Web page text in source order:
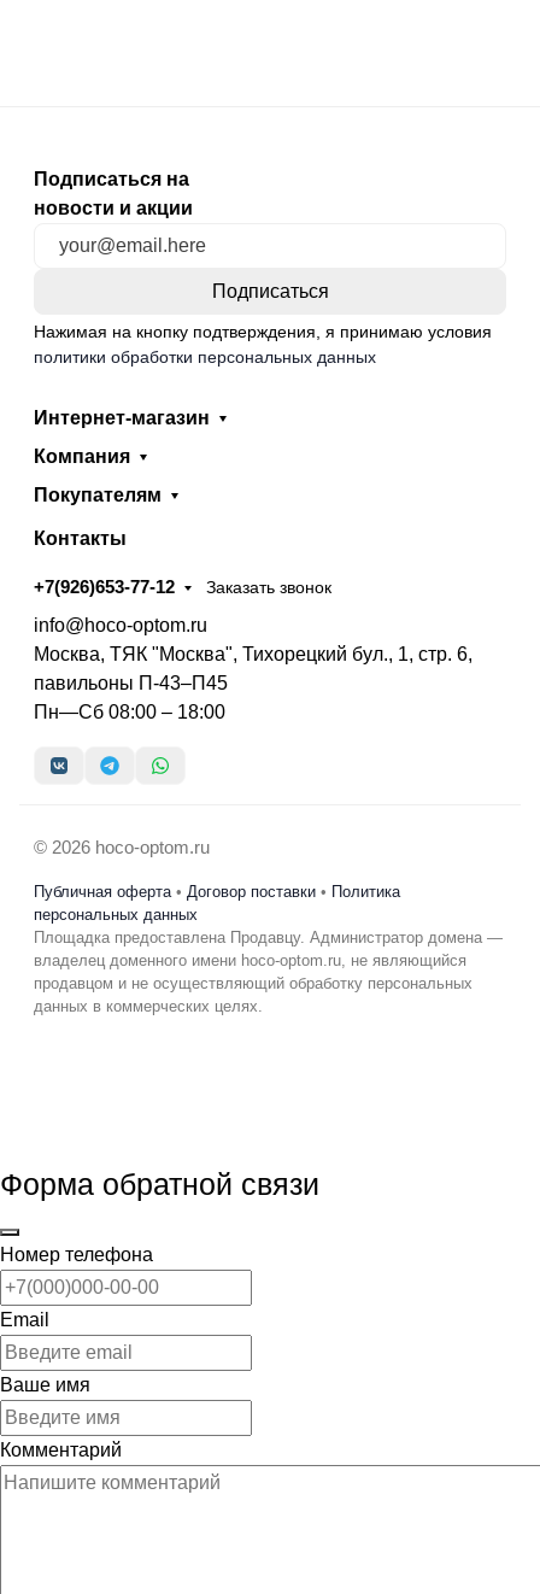
Подписаться на
новости и акции
Нажимая на кнопку подтверждения, я принимаю условия
политики обработки персональных данных
Интернет-магазин
Компания
Покупателям
Контакты
+7(926)653-77-12 Заказать звонок
info@hoco-optom.ru
Москва, ТЯК "Москва", Тихорецкий бул., 1, стр. 6,
павильоны П-43–П45
Пн—Сб 08:00 – 18:00
© 2026 hoco-optom.ru
Публичная оферта• Договор поставки • Политика
персональных данных
Площадка предоставлена Продавцу. Администратор домена —
владелец доменного имени hoco-optom.ru, не являющийся
продавцом и не осуществляющий обработку персональных
данных в коммерческих целях.
Форма обратной связи
Номер телефона
Email
Ваше имя
Комментарий